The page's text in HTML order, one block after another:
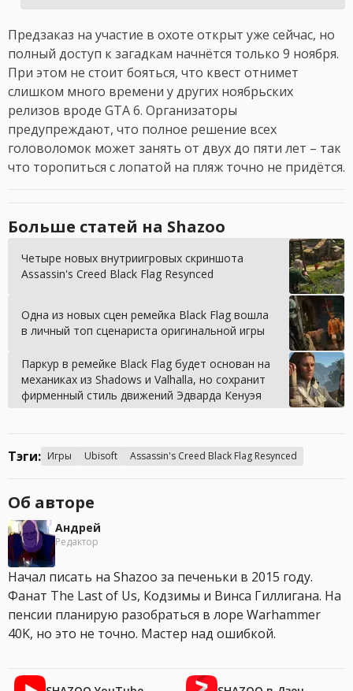
Предзаказ на участие в охоте открыт уже сейчас, но
полный доступ к загадкам начнётся только 9 ноября.
При этом не стоит бояться, что квест отнимет
слишком много времени у других ноябрьских
релизов вроде GTA 6. Организаторы
предупреждают, что полное решение всех
головоломок может занять от двух до пяти лет – так
что торопиться с лопатой на пляж точно не придётся.
Больше статей на Shazoo
Четыре новых внутриигровых скриншота
Assassin's Creed Black Flag Resynced
Одна из новых сцен ремейка Black Flag вошла
в личный топ сценариста оригинальной игры
Паркур в ремейке Black Flag будет основан на
механиках из Shadows и Valhalla, но сохранит
фирменный стиль движений Эдварда Кенуэя
Тэги: Игры Ubisoft Assassin's Creed Black Flag Resynced
Об авторе
Андрей
Редактор
Начал писать на Shazoo за печеньки в 2015 году.
Фанат The Last of Us, Кодзимы и Винса Гиллигана. На
пенсии планирую разобраться в лоре Warhammer
40K, но это не точно. Мастер над ошибкой.